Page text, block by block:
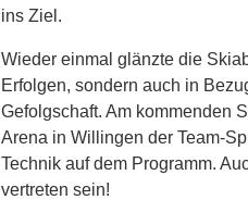
ins Ziel.
Wieder einmal glänzte die
Erfolgen, sondern auch in
Gefolgschaft. Am kommenden
Arena in Willingen der Team-
Technik auf dem Programm.
vertreten sein!